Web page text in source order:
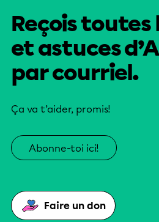
Reçois toutes
et astuces
par courriel.
Ça va t’aider, promis!
Abonne-toi ici!
Faire un don